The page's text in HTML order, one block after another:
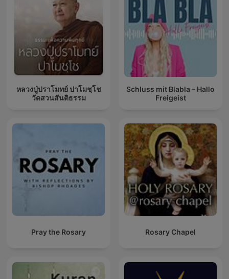
หลวงปู่ปราโมทย์ ปาโมชฺโช
วัดสวนสันติธรรม
Schluss mit Blabla – Hallo
Freigeist
Pray the Rosary Rosary Chapel